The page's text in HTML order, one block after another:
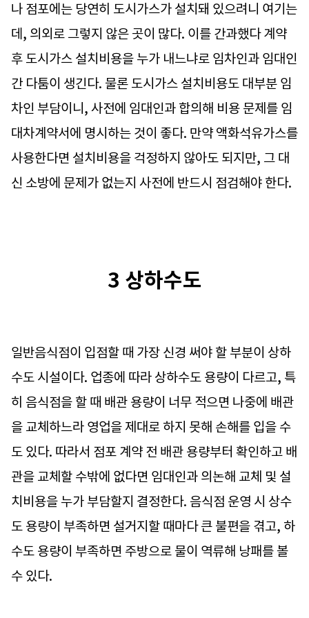
나 점포에는 당연히 도시가스가 설치돼 있으려니 여기는
데, 의외로 그렇지 않은 곳이 많다. 이를 간과했다 계약
후 도시가스 설치비용을 누가 내느냐로 임차인과 임대인
간 다툼이 생긴다. 물론 도시가스 설치비용도 대부분 임
차인 부담이니, 사전에 임대인과 합의해 비용 문제를 임
대차계약서에 명시하는 것이 좋다. 만약 액화석유가스를
사용한다면 설치비용을 걱정하지 않아도 되지만, 그 대
신 소방에 문제가 없는지 사전에 반드시 점검해야 한다.
3 상하수도
일반음식점이 입점할 때 가장 신경 써야 할 부분이 상하
수도 시설이다. 업종에 따라 상하수도 용량이 다르고, 특
히 음식점을 할 때 배관 용량이 너무 적으면 나중에 배관
을 교체하느라 영업을 제대로 하지 못해 손해를 입을 수
도 있다. 따라서 점포 계약 전 배관 용량부터 확인하고 배
관을 교체할 수밖에 없다면 임대인과 의논해 교체 및 설
치비용을 누가 부담할지 결정한다. 음식점 운영 시 상수
도 용량이 부족하면 설거지할 때마다 큰 불편을 겪고, 하
수도 용량이 부족하면 주방으로 물이 역류해 낭패를 볼
수 있다.